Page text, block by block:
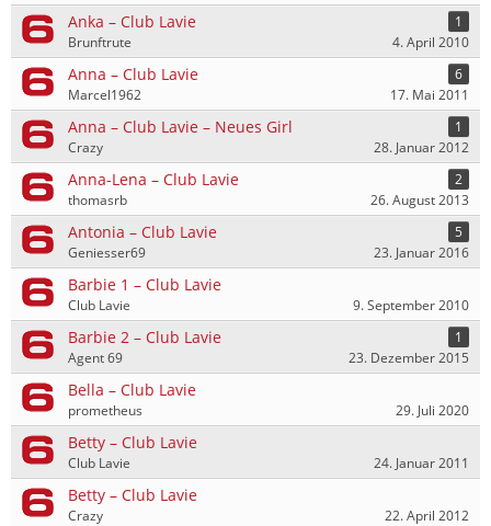
Anka – Club Lavie
1
Brunftrute
4. April 2010
Anna – Club Lavie
6
Marcel1962
17. Mai 2011
Anna – Club Lavie – Neues Girl
1
Crazy
28. Januar 2012
Anna-Lena – Club Lavie
2
thomasrb
26. August 2013
Antonia – Club Lavie
5
Geniesser69
23. Januar 2016
Barbie 1 – Club Lavie
Club Lavie 9. September 2010
Barbie 2 – Club Lavie
1
Agent 69
23. Dezember 2015
Bella – Club Lavie
prometheus 29. Juli 2020
Betty – Club Lavie
Club Lavie 24. Januar 2011
Betty – Club Lavie
Crazy 22. April 2012